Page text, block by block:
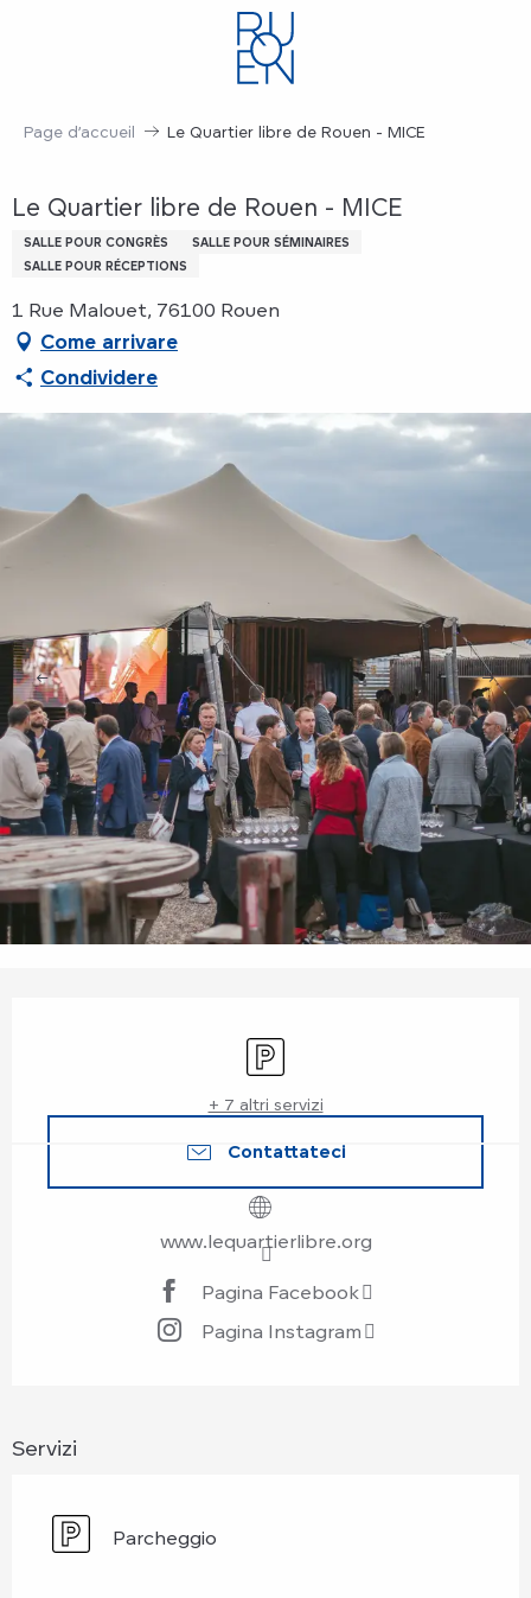
Page d’accueil Le Quartier libre de Rouen - MICE
Le Quartier libre de Rouen - MICE
SALLE POUR CONGRÈS
SALLE POUR SÉMINAIRES
SALLE POUR RÉCEPTIONS
1 Rue Malouet, 76100 Rouen
Come arrivare
Condividere
Parcheggio
+ 7 altri servizi
Contattateci
www.lequartierlibre.org
Pagina Facebook
Pagina Instagram
Servizi
Parcheggio